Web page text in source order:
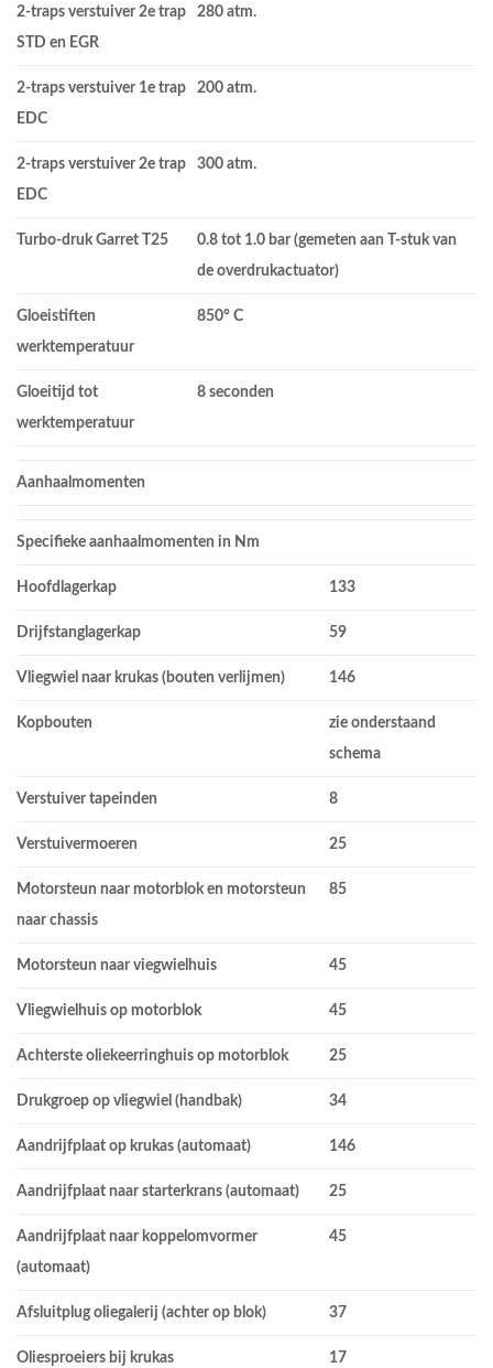
2-traps verstuiver 2e trap
STD en EGR
280 atm.
2-traps verstuiver 1e trap
EDC
200 atm.
2-traps verstuiver 2e trap
EDC
300 atm.
Turbo-druk Garret T25
0.8 tot 1.0 bar (gemeten aan T-stuk van
de overdrukactuator)
Gloeistiften
werktemperatuur
850° C
Gloeitijd tot
werktemperatuur
8 seconden
Aanhaalmomenten
Specifieke aanhaalmomenten in Nm
Hoofdlagerkap 133
Drijfstanglagerkap 59
Vliegwiel naar krukas (bouten verlijmen) 146
Kopbouten
zie onderstaand
schema
Verstuiver tapeinden 8
Verstuivermoeren 25
Motorsteun naar motorblok en motorsteun
naar chassis
85
Motorsteun naar viegwielhuis 45
Vliegwielhuis op motorblok 45
Achterste oliekeerringhuis op motorblok 25
Drukgroep op vliegwiel (handbak) 34
Aandrijfplaat op krukas (automaat) 146
Aandrijfplaat naar starterkrans (automaat) 25
Aandrijfplaat naar koppelomvormer
(automaat)
45
Afsluitplug oliegalerij (achter op blok) 37
Oliesproeiers bij krukas 17